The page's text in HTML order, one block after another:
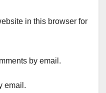
in this browser for
by email.
email.